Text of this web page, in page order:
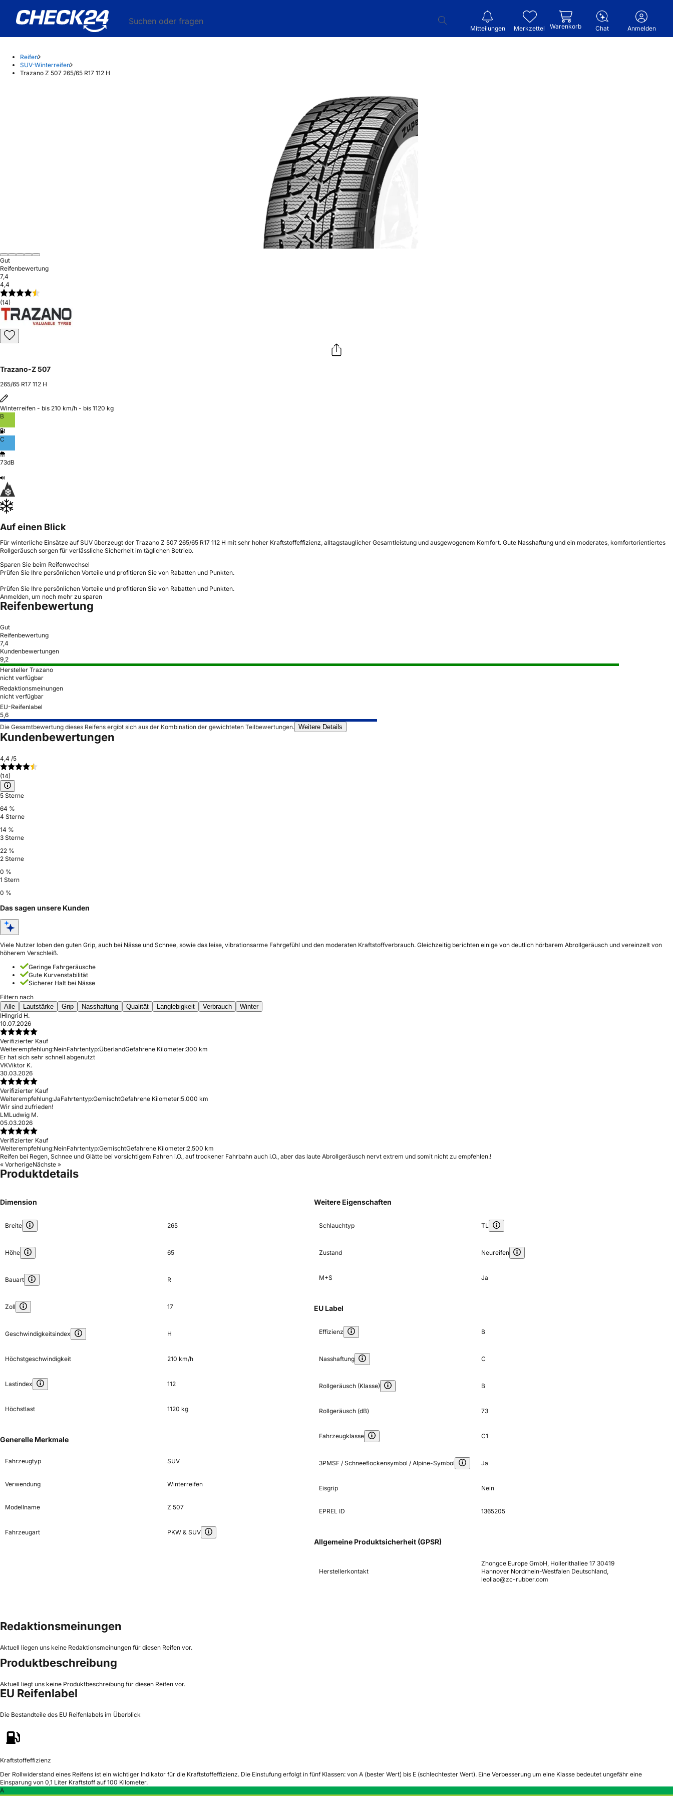
Suchen oder fragen
Mitteilungen Merkzettel Warenkorb Chat Anmelden
Reifen
SUV-Winterreifen
Trazano Z 507 265/65 R17 112 H
Gut
Reifenbewertung
7,4
4,4
(14)
Trazano-Z 507
265/65 R17 112 H
Winterreifen - bis 210 km/h - bis 1120 kg
B
C
73dB
Auf einen Blick
Für winterliche Einsätze auf SUV überzeugt der Trazano Z 507 265/65 R17 112 H mit sehr hoher Kraftstoffeffizienz, alltagstauglicher Gesamtleistung und ausgewogenem Komfort. Gute Nasshaftung und ein moderates, komfortorientiertes
Rollgeräusch sorgen für verlässliche Sicherheit im täglichen Betrieb.
Sparen Sie beim Reifenwechsel
Prüfen Sie Ihre persönlichen Vorteile und profitieren Sie von Rabatten und Punkten.
Prüfen Sie Ihre persönlichen Vorteile und profitieren Sie von Rabatten und Punkten.
Anmelden, um noch mehr zu sparen
Reifenbewertung
Gut
Reifenbewertung
7,4
Kundenbewertungen
9,2
Hersteller Trazano
nicht verfügbar
Redaktionsmeinungen
nicht verfügbar
EU-Reifenlabel
5,6
Die Gesamtbewertung dieses Reifens ergibt sich aus der Kombination der gewichteten Teilbewertungen. Weitere Details
Kundenbewertungen
4,4 /5
(14)
5 Sterne
64 %
4 Sterne
14 %
3 Sterne
22 %
2 Sterne
0 %
1 Stern
0 %
Das sagen unsere Kunden
Viele Nutzer loben den guten Grip, auch bei Nässe und Schnee, sowie das leise, vibrationsarme Fahrgefühl und den moderaten Kraftstoffverbrauch. Gleichzeitig berichten einige von deutlich hörbarem Abrollgeräusch und vereinzelt von
höherem Verschleiß.
Geringe Fahrgeräusche
Gute Kurvenstabilität
Sicherer Halt bei Nässe
Filtern nach
Alle
Lautstärke Grip Nasshaftung Qualität Langlebigkeit Verbrauch
Winter
IHIngrid H.
10.07.2026
Verifizierter Kauf
Weiterempfehlung:NeinFahrtentyp:ÜberlandGefahrene Kilometer:300 km
Er hat sich sehr schnell abgenutzt
VKViktor K.
30.03.2026
Verifizierter Kauf
Weiterempfehlung:JaFahrtentyp:GemischtGefahrene Kilometer:5.000 km
Wir sind zufrieden!
LMLudwig M.
05.03.2026
Verifizierter Kauf
Weiterempfehlung:NeinFahrtentyp:GemischtGefahrene Kilometer:2.500 km
Reifen bei Regen, Schnee und Glätte bei vorsichtigem Fahren i.O., auf trockener Fahrbahn auch i.O., aber das laute Abrollgeräusch nervt extrem und somit nicht zu empfehlen.!
« VorherigeNächste »
Produktdetails
Dimension
Breite 265
Höhe 65
Bauart R
Zoll 17
Geschwindigkeitsindex H
Höchstgeschwindigkeit 210 km/h
Lastindex 112
Höchstlast 1120 kg
Generelle Merkmale
Fahrzeugtyp SUV
Verwendung Winterreifen
Modellname Z 507
Fahrzeugart PKW & SUV
Weitere Eigenschaften
Schlauchtyp TL
Zustand Neureifen
M+S Ja
EU Label
Effizienz B
Nasshaftung C
Rollgeräusch (Klasse) B
Rollgeräusch (dB) 73
Fahrzeugklasse C1
3PMSF / Schneeflockensymbol / Alpine-Symbol Ja
Eisgrip Nein
EPREL ID 1365205
Allgemeine Produktsicherheit (GPSR)
Herstellerkontakt
Zhongce Europe GmbH, Hollerithallee 17 30419
Hannover Nordrhein-Westfalen Deutschland,
leoliao@zc-rubber.com
Redaktionsmeinungen
Aktuell liegen uns keine Redaktionsmeinungen für diesen Reifen vor.
Produktbeschreibung
Aktuell liegt uns keine Produktbeschreibung für diesen Reifen vor.
EU Reifenlabel
Die Bestandteile des EU Reifenlabels im Überblick
Kraftstoffeffizienz
Der Rollwiderstand eines Reifens ist ein wichtiger Indikator für die Kraftstoffeffizienz. Die Einstufung erfolgt in fünf Klassen: von A (bester Wert) bis E (schlechtester Wert). Eine Verbesserung um eine Klasse bedeutet ungefähr eine
Einsparung von 0,1 Liter Kraftstoff auf 100 Kilometer.
A